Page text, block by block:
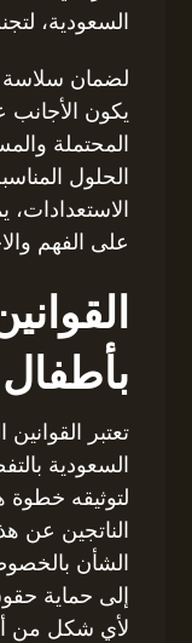
السعودية،
لضمان سلاسة
يكون الأجانب
المحتملة
الحلول
على الفهم
تعتبر
السعودية
لتوثيقه
الناتجين عن
الشأن
إلى حماية
لأي شكل من